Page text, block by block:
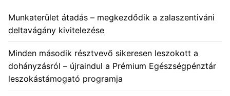
Munkaterület átadás – megkezdődik a zalaszentiváni
deltavágány kivitelezése
Minden második résztvevő sikeresen leszokott a
dohányzásról – újraindul a Prémium Egészségpénztár
leszokástámogató programja